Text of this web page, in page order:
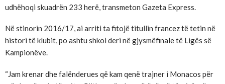
udhëhoqi skuadrën 233 herë, transmeton Gazeta Express.
Në stinorin 2016/17, ai arriti ta fitojë titullin francez të tetin në
histori të klubit, po ashtu shkoi deri në gjysmëfinale të Ligës së
Kampionëve.
“Jam krenar dhe falënderues që kam qenë trajner i Monacos për